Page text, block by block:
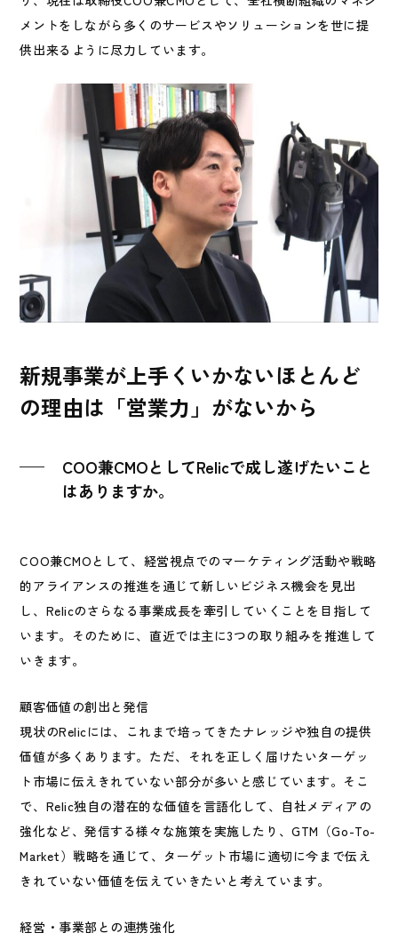
メントをしながら多くのサービスやソリューションを世に提
供出来るように尽力しています。
新規事業が上手くいかないほとんど
の理由は「営業力」がないから
COO兼CMOとしてRelicで成し遂げたいこと
はありますか。
COO兼CMOとして、経営視点でのマーケティング活動や戦略
的アライアンスの推進を通じて新しいビジネス機会を見出
し、Relicのさらなる事業成長を牽引していくことを目指して
います。そのために、直近では主に3つの取り組みを推進して
いきます。
顧客価値の創出と発信
現状のRelicには、これまで培ってきたナレッジや独自の提供
価値が多くあります。ただ、それを正しく届けたいターゲッ
ト市場に伝えきれていない部分が多いと感じています。そこ
で、Relic独自の潜在的な価値を言語化して、自社メディアの
強化など、発信する様々な施策を実施したり、GTM（Go-To-
Market）戦略を通じて、ターゲット市場に適切に今まで伝え
きれていない価値を伝えていきたいと考えています。
経営・事業部との連携強化